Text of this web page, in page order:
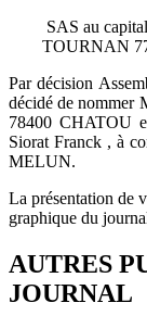
SAS au
TOURNAN
Par décision
décidé de nommer
78400 CHATOU
Siorat Franck , à
MELUN.
La présentation de
graphique du
AUTRES
JOURNAL